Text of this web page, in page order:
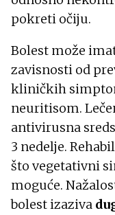
pokreti očiju.
Bolest može
zavisnosti od
kliničkih
neuritisom.
antivirusna
3 nedelje.
što vegetativni
moguće.
bolest izaziva